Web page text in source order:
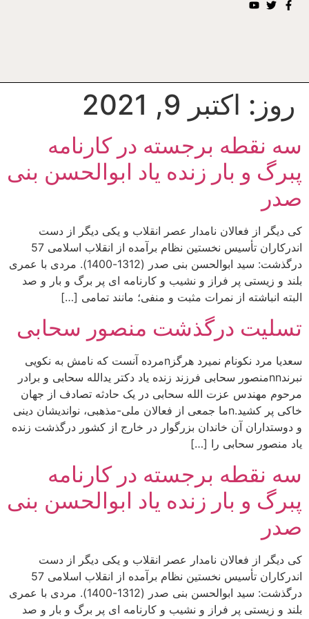
روز: اکتبر 9, 2021
سه نقطه برجسته در کارنامه
پبرگ و بار زنده یاد ابوالحسن بنی
صدر
کی دیگر از فعالان نامدار عصر انقلاب و یکی دیگر از دست
اندرکاران تأسیس نخستین نظام برآمده از انقلاب اسلامی 57
درگذشت: سید ابوالحسن بنی صدر (1312-1400). مردی با عمری
بلند و زیستی پر فراز و نشیب و کارنامه ای پر برگ و بار و صد
البته انباشته از نمرات مثبت و منفی؛ مانند تمامی […]
تسلیت درگذشت منصور سحابی
سعدیا مرد نکونام نمیرد هرگزnمرده آنست که نامش به نکویی
نبرندnnمنصور سحابی فرزند زنده یاد دکتر یدالله سحابی و برادر
مرحوم مهندس عزت الله سحابی در یک حادثه تصادف از جهان
خاکی پر کشید.nما جمعی از فعالان ملی-مذهبی، نواندیشان دینی
و دوستداران آن خاندان بزرگوار در خارج از کشور درگذشت زنده
یاد منصور سحابی را […]
سه نقطه برجسته در کارنامه
پبرگ و بار زنده یاد ابوالحسن بنی
صدر
کی دیگر از فعالان نامدار عصر انقلاب و یکی دیگر از دست
اندرکاران تأسیس نخستین نظام برآمده از انقلاب اسلامی 57
درگذشت: سید ابوالحسن بنی صدر (1312-1400). مردی با عمری
بلند و زیستی پر فراز و نشیب و کارنامه ای پر برگ و بار و صد